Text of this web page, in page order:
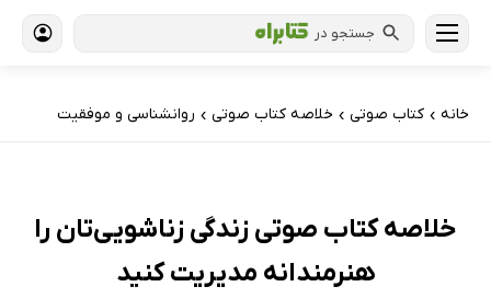
جستجو در
خانه › کتاب‌ صوتی › خلاصه کتاب صوتی › روانشناسی و موفقیت
خلاصه کتاب صوتی زندگی زناشویی‌تان را
هنرمندانه مدیریت کنید